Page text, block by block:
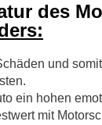
des
und
ein hohen
mit